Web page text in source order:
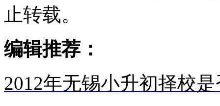
止转载。
编辑推荐：
2012年无锡小升初择校